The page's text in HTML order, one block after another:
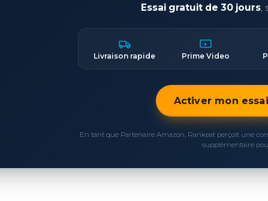
Essai gratuit de 30 jours,
Livraison rapide Prime Video
Activer mon
En tant que Partenaire Amazon, Rankeat perçoit une
supplémentaire